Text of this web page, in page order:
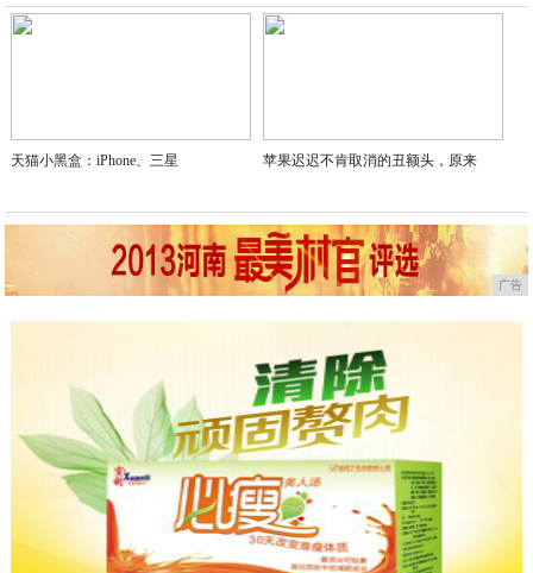
2025-12-19
天猫小黑盒：iPhone、三星 苹果迟迟不肯取消的丑额头，原来
广告